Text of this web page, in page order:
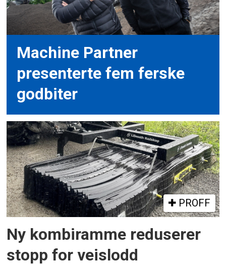
Machine Partner
presenterte fem ferske
godbiter
PROFF
Ny kombiramme reduserer
stopp for veislodd